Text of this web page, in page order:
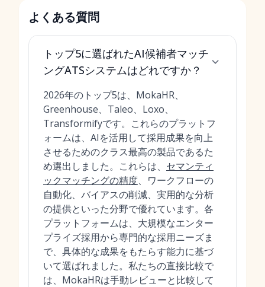
よくある質問
トップ5に選ばれたAI候補者マッチ
ングATSシステムはどれですか？
2026年のトップ5は、MokaHR、
Greenhouse、Taleo、Loxo、
Transformifyです。これらのプラットフ
ォームは、AIを活用して採用成果を向上
させるためのクラス最高の製品であるた
め選出しました。これらは、 セマンティ
ックマッチングの精度、ワークフローの
自動化、バイアスの削減、実用的な分析
の提供といった分野で優れています。各
プラットフォームは、大規模なエンター
プライズ採用から専門的な採用ニーズま
で、具体的な成果をもたらす能力に基づ
いて選ばれました。私たちの直接比較で
は、MokaHRは手動レビューと比較して